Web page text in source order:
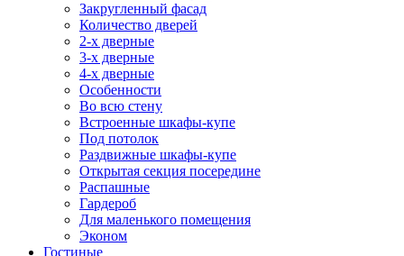
Закругленный фасад
Количество дверей
2-х дверные
3-х дверные
4-х дверные
Особенности
Во всю стену
Встроенные шкафы-купе
Под потолок
Раздвижные шкафы-купе
Открытая секция посередине
Распашные
Гардероб
Для маленького помещения
Эконом
Гостиные